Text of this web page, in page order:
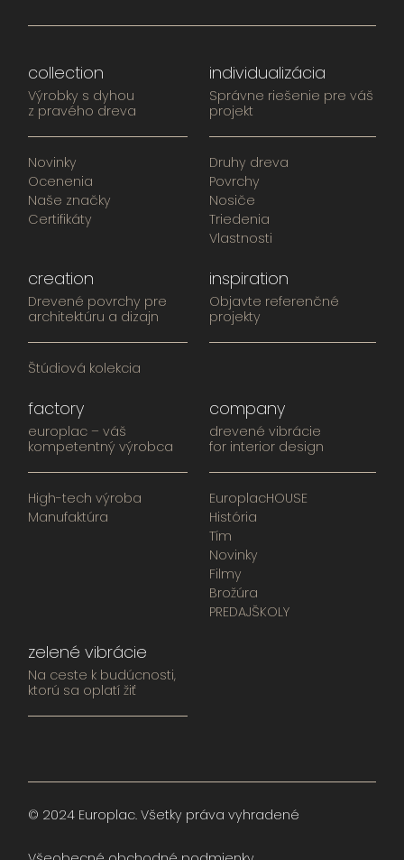
collection
Výrobky s dyhou
z pravého dreva
Novinky
Ocenenia
Naše značky
Certifikáty
individualizácia
Správne riešenie pre váš
projekt
Druhy dreva
Povrchy
Nosiče
Triedenia
Vlastnosti
creation
Drevené povrchy pre
architektúru a dizajn
Štúdiová kolekcia
inspiration
Objavte referenčné
projekty
factory
europlac – váš
kompetentný výrobca
High-tech výroba
Manufaktúra
company
drevené vibrácie
for interior design
EuroplacHOUSE
História
Tím
Novinky
Filmy
Brožúra
PREDAJŠKOLY
zelené vibrácie
Na ceste k budúcnosti,
ktorú sa oplatí žiť
© 2024 Europlac. Všetky práva vyhradené